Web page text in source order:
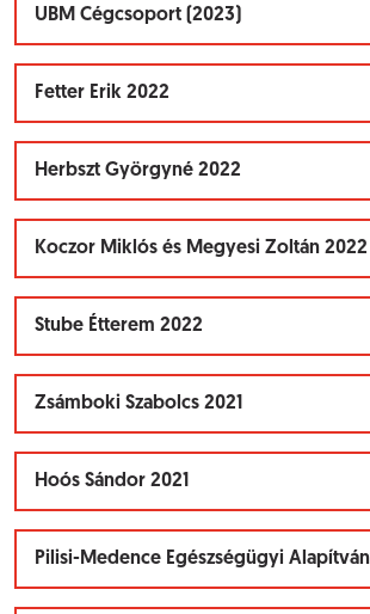
UBM Cégcsoport (2023)
Fetter Erik 2022
Herbszt Györgyné 2022
Koczor Miklós és Megyesi Zoltán 2022
Stube Étterem 2022
Zsámboki Szabolcs 2021
Hoós Sándor 2021
Pilisi-Medence Egészségügyi